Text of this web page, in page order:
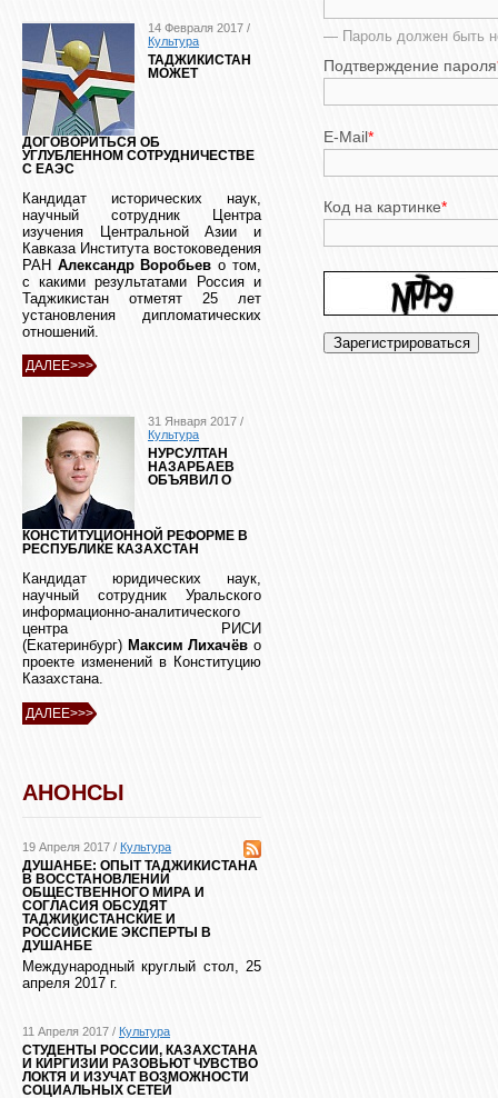
14 Февраля 2017 /
Культура
ТАДЖИКИСТАН
МОЖЕТ
ДОГОВОРИТЬСЯ ОБ
УГЛУБЛЕННОМ СОТРУДНИЧЕСТВЕ
С ЕАЭС
Кандидат исторических наук,
научный сотрудник Центра
изучения Центральной Азии и
Кавказа Института востоковедения
РАН Александр Воробьев о том,
с какими результатами Россия и
Таджикистан отметят 25 лет
установления дипломатических
отношений.
ДАЛЕЕ>>>
31 Января 2017 /
Культура
НУРСУЛТАН
НАЗАРБАЕВ
ОБЪЯВИЛ О
КОНСТИТУЦИОННОЙ РЕФОРМЕ В
РЕСПУБЛИКЕ КАЗАХСТАН
Кандидат юридических наук,
научный сотрудник Уральского
информационно-аналитического
центра РИСИ
(Екатеринбург) Максим Лихачёв о
проекте изменений в Конституцию
Казахстана.
ДАЛЕЕ>>>
АНОНСЫ
19 Апреля 2017 / Культура
ДУШАНБЕ: ОПЫТ ТАДЖИКИСТАНА
В ВОССТАНОВЛЕНИИ
ОБЩЕСТВЕННОГО МИРА И
СОГЛАСИЯ ОБСУДЯТ
ТАДЖИКИСТАНСКИЕ И
РОССИЙСКИЕ ЭКСПЕРТЫ В
ДУШАНБЕ
Международный круглый стол, 25
апреля 2017 г.
11 Апреля 2017 / Культура
СТУДЕНТЫ РОССИИ, КАЗАХСТАНА
И КИРГИЗИИ РАЗОВЬЮТ ЧУВСТВО
ЛОКТЯ И ИЗУЧАТ ВОЗМОЖНОСТИ
СОЦИАЛЬНЫХ СЕТЕЙ
— Пароль должен быть
Подтверждение пароля
E-Mail*
Код на картинке*